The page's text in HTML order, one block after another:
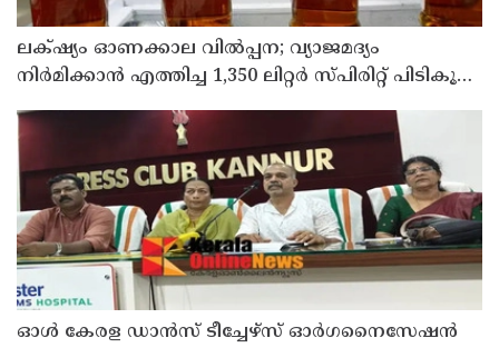
ലക്‌ഷ്യം ഓണക്കാല വിൽപ്പന; വ്യാജമദ്യം
നിർമിക്കാൻ എത്തിച്ച 1,350 ലിറ്റർ സ്പിരിറ്റ് പിടികൂടി;
രണ്ട് പേർ അറസ്റ്റിൽ
ഓൾ കേരള ഡാൻസ് ടീച്ചേഴ്സ് ഓർഗനൈസേഷൻ